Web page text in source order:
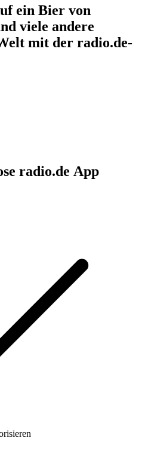
ein Bier von
viele andere
mit der radio.de-
radio.de App